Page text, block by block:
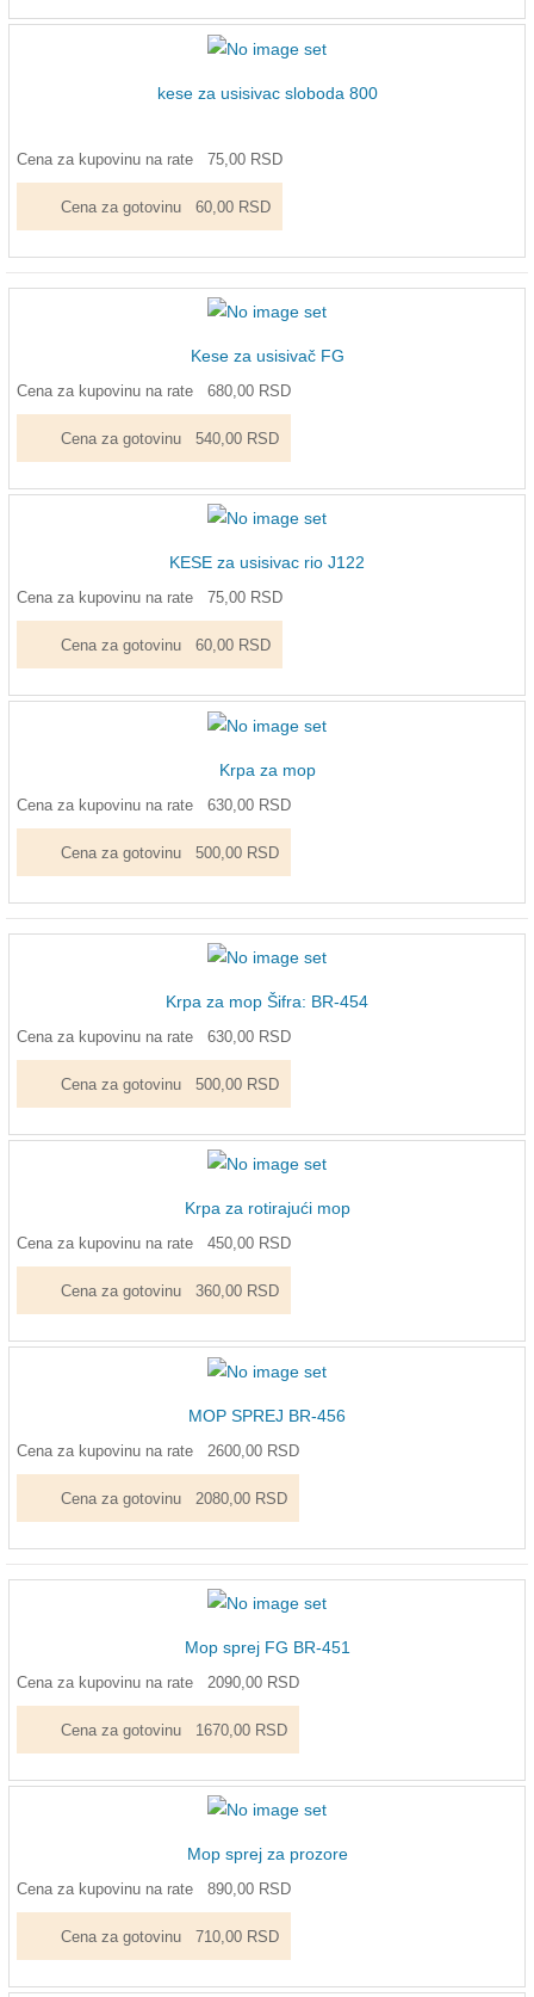
kese za usisivac sloboda 800
Cena za kupovinu na rate 75,00 RSD
Cena za gotovinu 60,00 RSD
Kese za usisivač FG
Cena za kupovinu na rate 680,00 RSD
Cena za gotovinu 540,00 RSD
KESE za usisivac rio J122
Cena za kupovinu na rate 75,00 RSD
Cena za gotovinu 60,00 RSD
Krpa za mop
Cena za kupovinu na rate 630,00 RSD
Cena za gotovinu 500,00 RSD
Krpa za mop Šifra: BR-454
Cena za kupovinu na rate 630,00 RSD
Cena za gotovinu 500,00 RSD
Krpa za rotirajući mop
Cena za kupovinu na rate 450,00 RSD
Cena za gotovinu 360,00 RSD
MOP SPREJ BR-456
Cena za kupovinu na rate 2600,00 RSD
Cena za gotovinu 2080,00 RSD
Mop sprej FG BR-451
Cena za kupovinu na rate 2090,00 RSD
Cena za gotovinu 1670,00 RSD
Mop sprej za prozore
Cena za kupovinu na rate 890,00 RSD
Cena za gotovinu 710,00 RSD